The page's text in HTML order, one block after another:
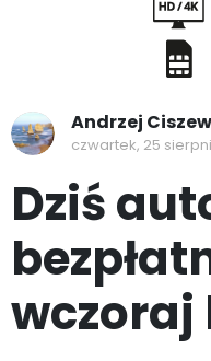
Andrzej
czwartek, 25
Dziś
wczoraj